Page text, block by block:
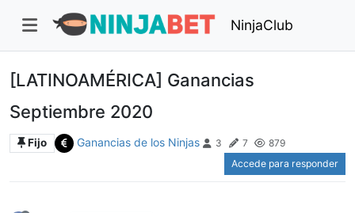
NinjaClub
[LATINOAMÉRICA] Ganancias
Septiembre 2020
Fijo Ganancias de los Ninjas 3 7
879
Accede para responder